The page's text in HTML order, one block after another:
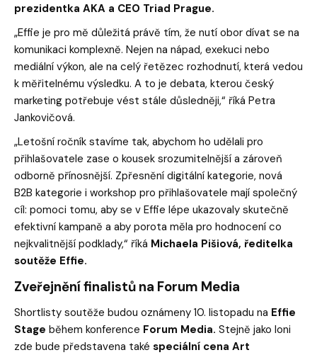
prezidentka AKA a CEO Triad Prague.
„Effie je pro mě důležitá právě tím, že nutí obor dívat se na
komunikaci komplexně. Nejen na nápad, exekuci nebo
mediální výkon, ale na celý řetězec rozhodnutí, která vedou
k měřitelnému výsledku. A to je debata, kterou český
marketing potřebuje vést stále důsledněji,“ říká Petra
Jankovičová.
„Letošní ročník stavíme tak, abychom ho udělali pro
přihlašovatele zase o kousek srozumitelnější a zároveň
odborně přínosnější. Zpřesnění digitální kategorie, nová
B2B kategorie i workshop pro přihlašovatele mají společný
cíl: pomoci tomu, aby se v Effie lépe ukazovaly skutečně
efektivní kampaně a aby porota měla pro hodnocení co
nejkvalitnější podklady,“ říká Michaela Pišiová, ředitelka
soutěže Effie.
Zveřejnění finalistů na Forum Media
Shortlisty soutěže budou oznámeny 10. listopadu na Effie
Stage během konference Forum Media. Stejně jako loni
zde bude představena také speciální cena Art